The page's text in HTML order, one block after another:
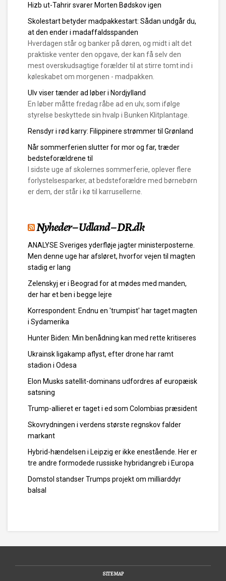
Hizb ut-Tahrir svarer Morten Bødskov igen
Skolestart betyder madpakkestart: Sådan undgår du,
at den ender i madaffaldsspanden
Hverdagen står og banker på døren, og midt i alt det
praktiske venter den opgave, der kan få selv den
mest overskudsagtige forælder til at stirre tomt ind i
køleskabet om morgenen - madpakken.
Ulv viser tænder ad løber i Nordjylland
En løber måtte fredag råbe ad en ulv, som ifølge
styrelse beskyttede sin hvalp i Bunken Klitplantage.
Rensdyr i rød karry: Filippinere strømmer til Grønland
Når sommerferien slutter for mor og far, træder
bedsteforældrene til
I sidste uge af skolernes sommerferie, oplever flere
forlystelsesparker, at bedsteforældre med børnebørn
er dem, der står i kø til karrusellerne.
Nyheder – Udland – DR.dk
ANALYSE Sveriges yderfløje jagter ministerposterne.
Men denne uge har afsløret, hvorfor vejen til magten
stadig er lang
Zelenskyj er i Beograd for at mødes med manden,
der har et ben i begge lejre
Korrespondent: Endnu en 'trumpist' har taget magten
i Sydamerika
Hunter Biden: Min benådning kan med rette kritiseres
Ukrainsk ligakamp aflyst, efter drone har ramt
stadion i Odesa
Elon Musks satellit-dominans udfordres af europæisk
satsning
Trump-allieret er taget i ed som Colombias præsident
Skovrydningen i verdens største regnskov falder
markant
Hybrid-hændelsen i Leipzig er ikke enestående. Her er
tre andre formodede russiske hybridangreb i Europa
Domstol standser Trumps projekt om milliarddyr
balsal
SITEMAP